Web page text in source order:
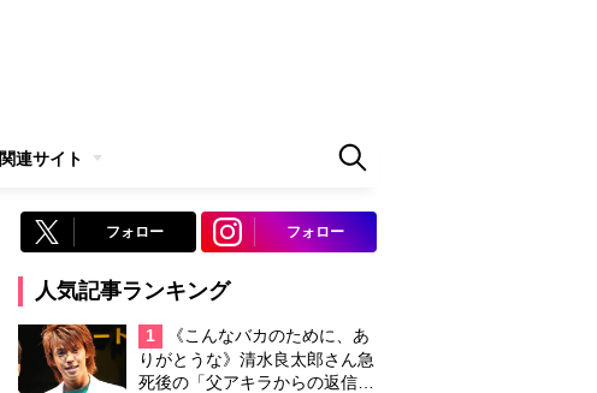
関連サイト
フォロー フォロー
人気記事ランキング
1
《こんなバカのために、あ
りがとうな》清水良太郎さん急
死後の「父アキラからの返信」